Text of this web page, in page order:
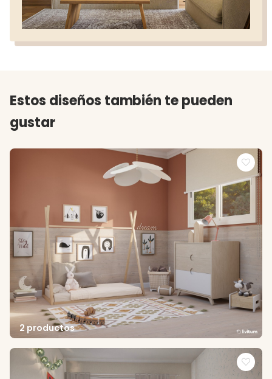
Estos diseños también te pueden
gustar
2 productos